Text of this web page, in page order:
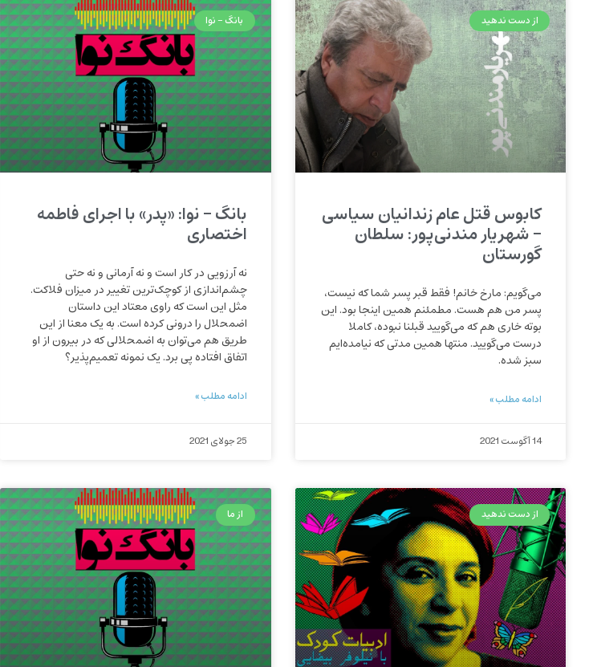
از دست ندهید
کابوس قتل عام زندانیان سیاسی
– شهریار مندنی‌پور: سلطان
گورستان
می‌‌گویم: مارخ خانم! فقط قبر پسر شما که نیست،
پسر من هم هست. مطمئنم همین اینجا بود. این
بوته خاری هم که می‌‌گویید قبلنا نبوده، کاملا
درست می‌‌گویید. منتها همین مدتی که نیامده‌ایم
سبز شده.
ادامه مطلب »
14 آگوست 2021
بانگ - نوا
بانگ – نوا: «پدر» با اجرای فاطمه
اختصاری
نه آرزویی در کار است و نه آرمانی و نه حتی
چشم‌اندازی از کوچک‌ترین تغییر در میزان فلاکت.
مثل این است که راوی معتاد این داستان
اضمحلال را درونی کرده است. به یک معنا از این
طریق هم می‌توان به اضمحلالی که در بیرون از او
اتفاق افتاده پی برد. یک نمونه تعمیم‌پذیر؟
ادامه مطلب »
25 جولای 2021
از دست ندهید از ما